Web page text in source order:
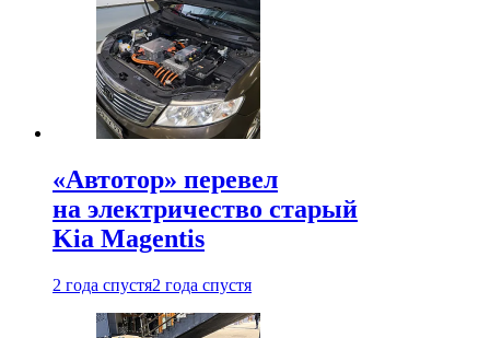
«Автотор» перевел
на электричество старый
Kia Magentis
2 года спустя2 года спустя